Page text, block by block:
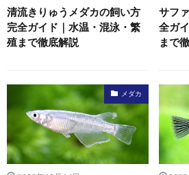
清流きりゅうメダカの飼い方
完全ガイド｜水温・混泳・繁
殖まで徹底解説
サフ
全ガ
まで
メダカ